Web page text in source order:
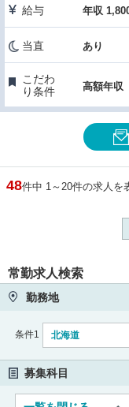
給与 年収
当直 あり
こだわ
り条件
高額年収
48件中 1～20件の求人を
常勤求人検索
勤務地
条件1 北海道
募集科目